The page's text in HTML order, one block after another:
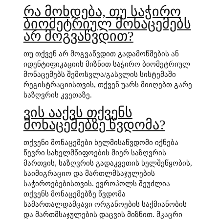
რა მოხდება, თუ საჭირო
ბიომეტრიულ მონაცემებს
არ მოგვაწვდით?
თუ თქვენ არ მოგვაწვდით გადამოწმების ან
იდენტიფიკაციის მიზნით საჭირო ბიომეტრიულ
მონაცემებს შემოსვლა/გასვლის სისტემაში
რეგისტრაციისთვის, თქვენ უარს მიიღებთ გარე
საზღვრის კვეთაზე.
ვის ააქვს თქვენს
მონაცემებზე წვდომა?
თქვენი მონაცემები ხელმისაწვდომი იქნება
წევრი სახელმწიფოების მიერ საზღვრის
მართვის, საზღვრის გადაკვეთის ხელშეწყობის,
საიმიგრაციო და მართლმსაჯულების
საჭიროებებისთვის. ევროპოლს შეუძლია
თქვენს მონაცემებზე წვდომა
სამართალდამცავი ორგანოების საქმიანობის
და მართმსაჯულების დაცვის მიზნით. მკაცრი